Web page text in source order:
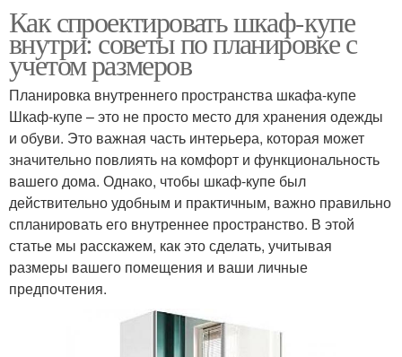
Как спроектировать шкаф-купе
внутри: советы по планировке с
учетом размеров
Планировка внутреннего пространства шкафа-купе
Шкаф-купе – это не просто место для хранения одежды
и обуви. Это важная часть интерьера, которая может
значительно повлиять на комфорт и функциональность
вашего дома. Однако, чтобы шкаф-купе был
действительно удобным и практичным, важно правильно
спланировать его внутреннее пространство. В этой
статье мы расскажем, как это сделать, учитывая
размеры вашего помещения и ваши личные
предпочтения.